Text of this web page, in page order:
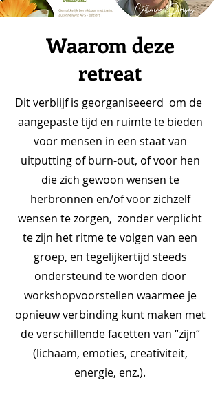
Waarom deze
retreat
Dit verblijf is georganiseeerd om de
aangepaste tijd en ruimte te bieden
voor mensen in een staat van
uitputting of burn-out, of voor hen
die zich gewoon wensen te
herbronnen en/of voor zichzelf
wensen te zorgen, zonder verplicht
te zijn het ritme te volgen van een
groep, en tegelijkertijd steeds
ondersteund te worden door
workshopvoorstellen waarmee je
opnieuw verbinding kunt maken met
de verschillende facetten van “zijn“
(lichaam, emoties, creativiteit,
energie, enz.).